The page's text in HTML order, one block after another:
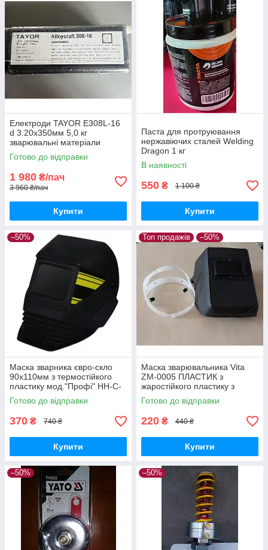
Електроди TAYOR E308L-16
d 3.20х350мм 5,0 кг
зварювальні матеріали
Нержавіючі зварювальні
електроди
Готово до відправки
1 980 ₴/пач
3 960 ₴/пач
Купити
Паста для протруювання
нержавіючих сталей Welding
Dragon 1 кг
В наявності
550 ₴ 1 100 ₴
Купити
–50%
Маска зварника євро-скло
90х110мм з термостійкого
пластику мод."Профі" НН-С-
У1
Готово до відправки
370 ₴ 740 ₴
Купити
Топ продажів –50%
Маска зварювальника Vita
ZM-0005 ПЛАСТИК з
жаростійкого пластику з
регульованим оголов'ям
затемнене скло
Готово до відправки
220 ₴ 440 ₴
Купити
–50% –50%